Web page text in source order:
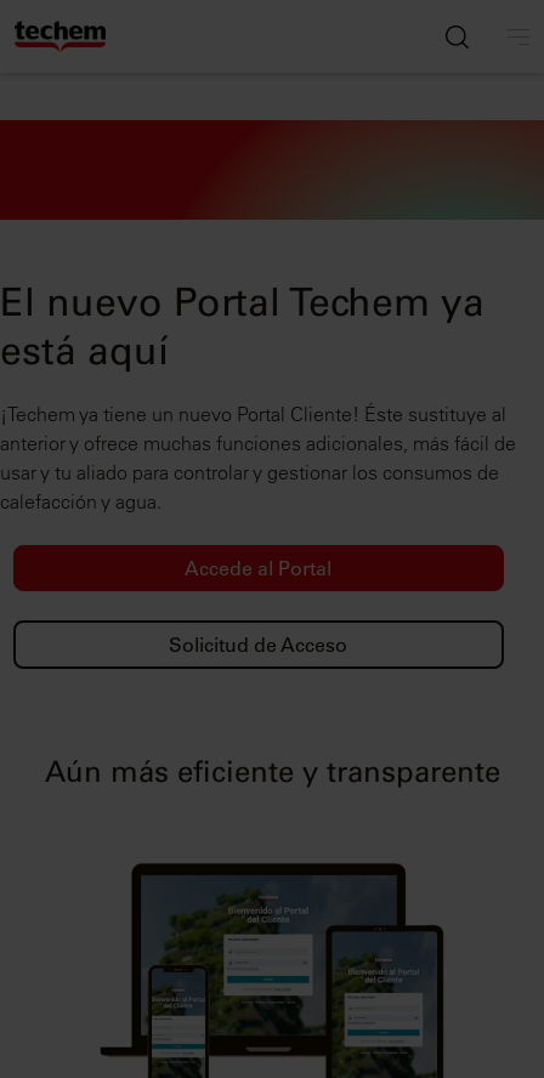
El nuevo Portal Techem ya
está aquí
¡Techem ya tiene un nuevo Portal Cliente! Éste sustituye al
anterior y ofrece muchas funciones adicionales, más fácil de
usar y tu aliado para controlar y gestionar los consumos de
calefacción y agua.
Accede al Portal
Solicitud de Acceso
Aún más eficiente y transparente